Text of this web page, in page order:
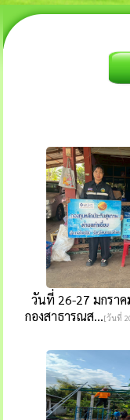
วันที่ 26-27 มกราค
กองสาธารณส...[วันที่